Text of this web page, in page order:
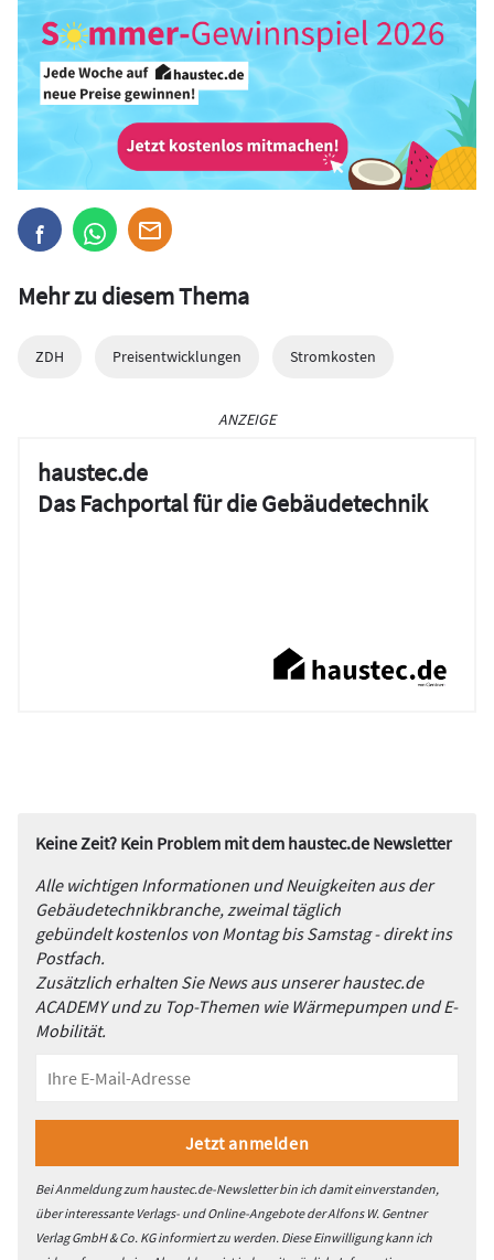
Mehr zu diesem Thema
ZDH Preisentwicklungen Stromkosten
ANZEIGE
haustec.de
Das Fachportal für die Gebäudetechnik
Keine Zeit? Kein Problem mit dem haustec.de Newsletter
Alle wichtigen Informationen und Neuigkeiten aus der
Gebäudetechnikbranche, zweimal täglich
gebündelt kostenlos von Montag bis Samstag - direkt ins
Postfach.
Zusätzlich erhalten Sie News aus unserer haustec.de
ACADEMY und zu Top-Themen wie Wärmepumpen und E-
Mobilität.
Bei Anmeldung zum haustec.de-Newsletter bin ich damit einverstanden,
über interessante Verlags- und Online-Angebote der Alfons W. Gentner
Verlag GmbH & Co. KG informiert zu werden. Diese Einwilligung kann ich